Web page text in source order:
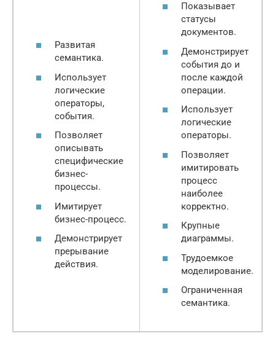
Развитая
семантика.
Использует
логические
операторы,
события.
Позволяет
описывать
специфические
бизнес-
процессы.
Имитирует
бизнес-процесс.
Демонстрирует
прерывание
действия.
Показывает
статусы
документов.
Демонстрирует
события до и
после каждой
операции.
Использует
логические
операторы.
Позволяет
имитировать
процесс
наиболее
корректно.
Крупные
диаграммы.
Трудоемкое
моделирование.
Ограниченная
семантика.